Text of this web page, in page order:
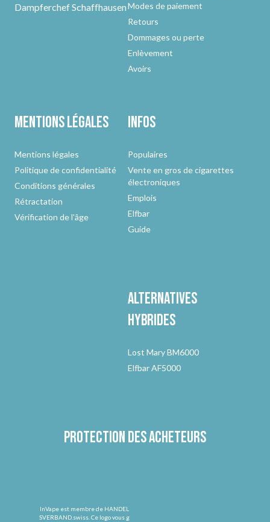
Dampferchef SchaffhausenModes de paiement
Retours
Dommages ou perte
Enlèvement
Avoirs
Mentions légales
Mentions légales
Politique de confidentialité
Conditions générales
Rétractation
Vérification de l'âge
Infos
Populaires
Vente en gros de cigarettes
électroniques
Emplois
Elfbar
Guide
Alternatives
hybrides
Lost Mary BM6000
Elfbar AF5000
Protection des acheteurs
InVape est membre de HANDEL
SVERBAND.swiss. Ce logo vous g